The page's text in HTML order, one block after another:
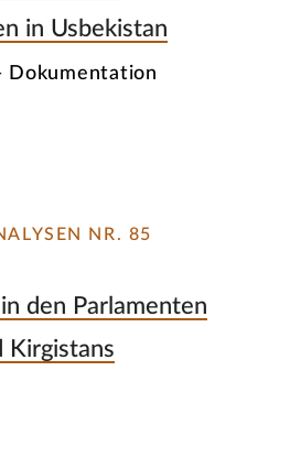
in Usbekistan
Dokumentation
NR. 85
den Parlamenten
Kirgistans